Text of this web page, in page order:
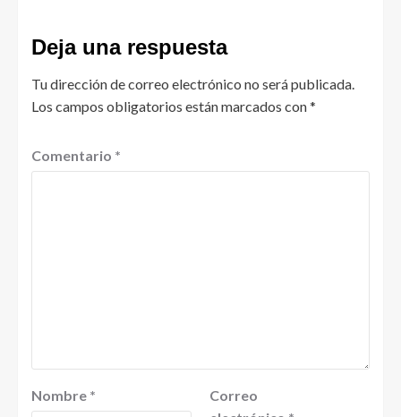
Deja una respuesta
Tu dirección de correo electrónico no será publicada.
Los campos obligatorios están marcados con*
Comentario *
Nombre *
Correo